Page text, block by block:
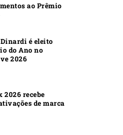
ao Prêmio
é eleito
do Ano no
2026
2026 recebe
de marca